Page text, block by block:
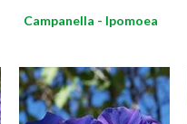
Campanella - Ipomoea